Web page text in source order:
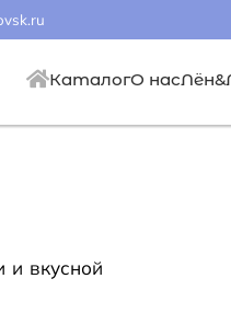
КаталогО нас
и вкусной